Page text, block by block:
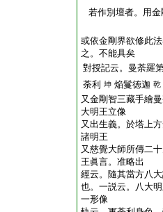
若作別壇者。用
或依金剛界欲修此
之。不能具矣
對授記云。曼荼羅
荼利 坤 焔鬘徳迦 乾
又金剛智三藏手繪
大明王立像
又出生義。於塔上
諸明王
又慈覺大師所傳二
王眞言。准略出
經云。隨其當方八
也。一説云。八大
一形像